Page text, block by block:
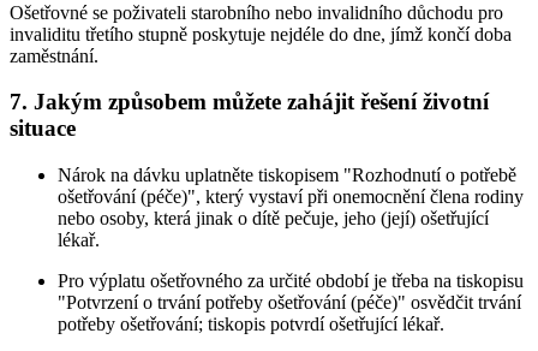
Ošetřovné se poživateli starobního nebo invalidního důchodu pro
invaliditu třetího stupně poskytuje nejdéle do dne, jímž končí doba
zaměstnání.
7. Jakým způsobem můžete zahájit řešení životní
situace
Nárok na dávku uplatněte tiskopisem "Rozhodnutí o potřebě
ošetřování (péče)", který vystaví při onemocnění člena rodiny
nebo osoby, která jinak o dítě pečuje, jeho (její) ošetřující
lékař.
Pro výplatu ošetřovného za určité období je třeba na tiskopisu
"Potvrzení o trvání potřeby ošetřování (péče)" osvědčit trvání
potřeby ošetřování; tiskopis potvrdí ošetřující lékař.